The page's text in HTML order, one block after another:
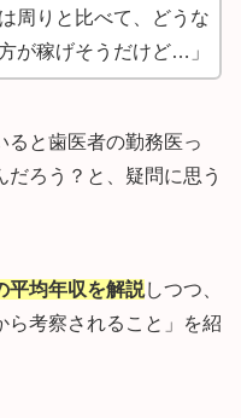
周りと比べて、どうな
が稼げそうだけど…」
ると歯医者の勤務医っ
ろう？と、疑問に思う
平均年収を解説しつつ、
ら考察されること」を紹